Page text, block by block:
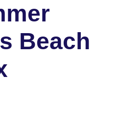
Beach